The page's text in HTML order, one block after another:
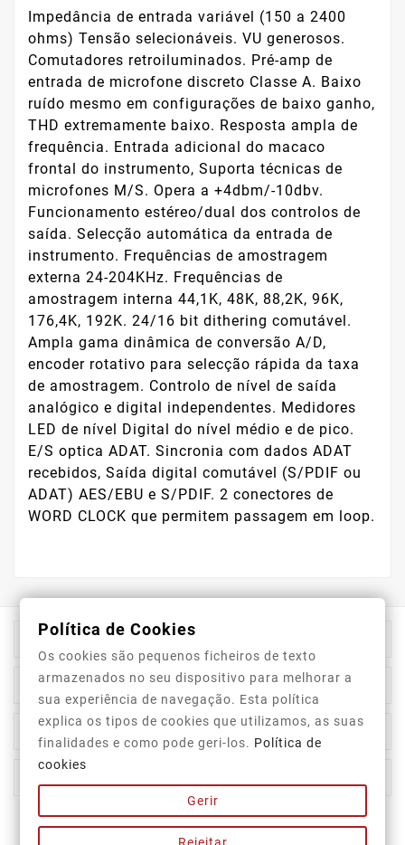
Impedância de entrada variável (150 a 2400
ohms) Tensão selecionáveis. VU generosos.
Comutadores retroiluminados. Pré-amp de
entrada de microfone discreto Classe A. Baixo
ruído mesmo em configurações de baixo ganho,
THD extremamente baixo. Resposta ampla de
frequência. Entrada adicional do macaco
frontal do instrumento, Suporta técnicas de
microfones M/S. Opera a +4dbm/-10dbv.
Funcionamento estéreo/dual dos controlos de
saída. Selecção automática da entrada de
instrumento. Frequências de amostragem
externa 24-204KHz. Frequências de
amostragem interna 44,1K, 48K, 88,2K, 96K,
176,4K, 192K. 24/16 bit dithering comutável.
Ampla gama dinâmica de conversão A/D,
encoder rotativo para selecção rápida da taxa
de amostragem. Controlo de nível de saída
analógico e digital independentes. Medidores
LED de nível Digital do nível médio e de pico.
E/S optica ADAT. Sincronia com dados ADAT
recebidos, Saída digital comutável (S/PDIF ou
ADAT) AES/EBU e S/PDIF. 2 conectores de
WORD CLOCK que permitem passagem em loop.
Informação Da Loja
Top Categorias
A Nossa Empresa

Newsletter
Política de Cookies
Os cookies são pequenos ficheiros de texto
armazenados no seu dispositivo para melhorar a
sua experiência de navegação. Esta política
explica os tipos de cookies que utilizamos, as suas
finalidades e como pode geri-los. Política de
cookies
Gerir